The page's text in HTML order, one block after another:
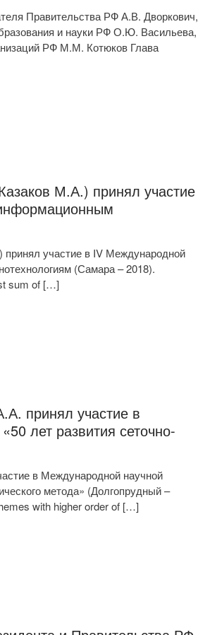
Правительства РФ А.В. Дворкович,
и науки РФ О.Ю. Васильева,
РФ М.М. Котюков Глава
М.А.) принял участие
участие в IV Международной
(Самара – 2018).
sum of […]
принял участие в
лет развития сеточно-
в Международной научной
метода» (Долгопрудный –
with higher order of […]